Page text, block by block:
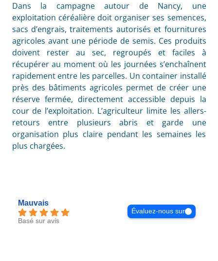
Dans la campagne autour de Nancy, une
exploitation céréalière doit organiser ses semences,
sacs d’engrais, traitements autorisés et fournitures
agricoles avant une période de semis. Ces produits
doivent rester au sec, regroupés et faciles à
récupérer au moment où les journées s’enchaînent
rapidement entre les parcelles. Un container installé
près des bâtiments agricoles permet de créer une
réserve fermée, directement accessible depuis la
cour de l’exploitation. L’agriculteur limite les allers-
retours entre plusieurs abris et garde une
organisation plus claire pendant les semaines les
plus chargées.
Mauvais
Basé sur avis
Évaluez-nous sur